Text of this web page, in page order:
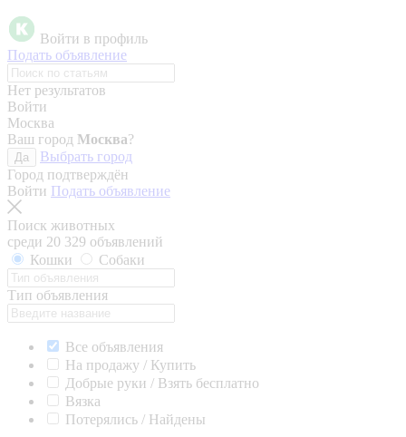
Войти в профиль
Подать объявление
Нет результатов
Войти
Москва
Ваш город Москва?
Да
Выбрать город
Город подтверждён
Войти Подать объявление
Поиск животных
среди 20 329 объявлений
Кошки
Собаки
Тип объявления
Все объявления
На продажу / Купить
Добрые руки / Взять бесплатно
Вязка
Потерялись / Найдены